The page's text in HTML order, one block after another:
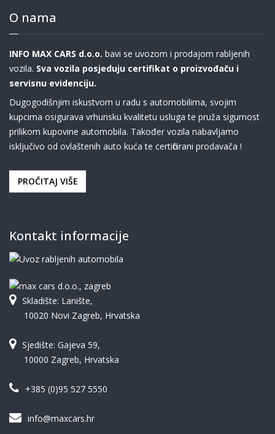
O nama
INFO MAX CARS d.o.o. bavi se uvozom i prodajom rabljenih
vozila. Sva vozila posjeduju certifikat o proizvođaču i
servisnu evidenciju.
Dugogodišnjim iskustvom u radu s automobilima, svojim
kupcima osigurava vrhunsku kvalitetu usluga te pruža sigurnost
prilikom kupovine automobila. Također vozila nabavljamo
isključivo od ovlaštenih auto kuća te certificirani prodavača !
PROČITAJ VIŠE
Kontakt informacije
Skladište: Lanište,
10020 Novi Zagreb, Hrvatska
Sjedište: Gajeva 59,
10000 Zagreb, Hrvatska
+385 (0)95 527 5550
info@maxcars.hr